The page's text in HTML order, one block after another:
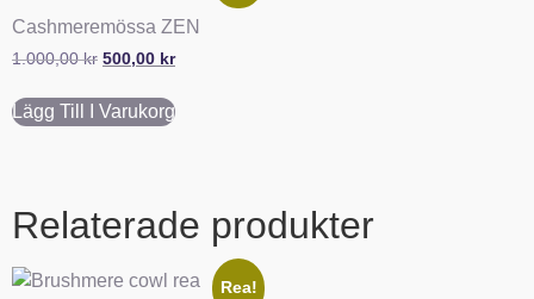
Cashmeremössa ZEN
1.000,00kr 500,00 kr
Lägg Till I Varukorg
Relaterade produkter
Rea!